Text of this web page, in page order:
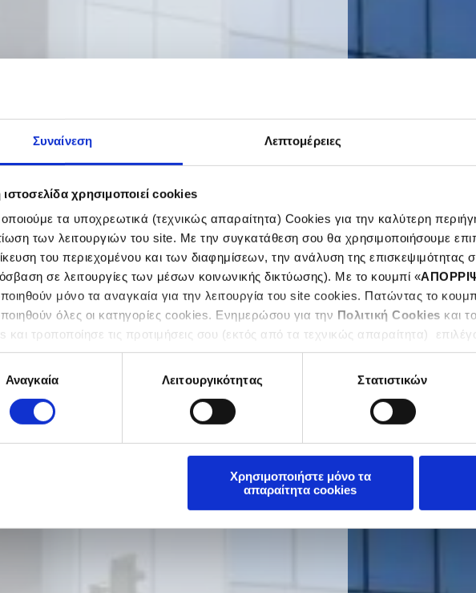
Συναίνεση Λεπτομέρειες
χρησιμοποιεί cookies
τα υποχρεωτικά (τεχνικώς απαραίτητα) Cookies για την καλύτερη
των λειτουργιών του site. Με την συγκατάθεση σου θα χρησιμοποιήσουμε
του περιεχομένου και των διαφημίσεων, την ανάλυση της επισκεψιμότητας
σε λειτουργίες των μέσων κοινωνικής δικτύωσης). Με το κουμπί «
μόνο τα αναγκαία για την λειτουργία του site cookies. Πατώντας το
όλες οι κατηγορίες cookies. Ενημερώσου για την Πολιτική Cookies και
και τροποποίησε τις προτιμήσεις σου (εκτός από τα τεχνικώς απαραίτητα)
Αναγκαία Λειτουργικότητας Στατιστικών
Χρησιμοποιήστε μόνο τα
απαραίτητα cookies